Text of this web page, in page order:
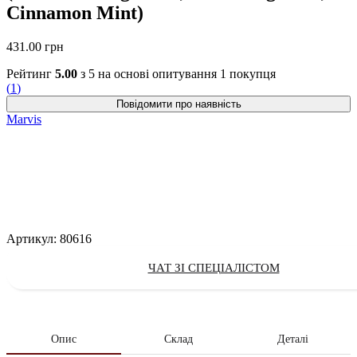
Cinnamon Mint)
431.00 грн
Рейтинг 5.00 з 5 на основі опитування 1 покупця
(1)
Marvis
Артикул: 80616
ЧАТ ЗІ СПЕЦІАЛІСТОМ
Опис Склад Деталі